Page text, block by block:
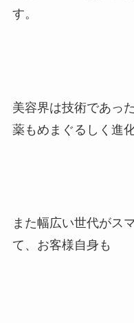
す。
美容界は技術であっ
薬もめまぐるしく進
また幅広い世代がス
て、お客様自身も